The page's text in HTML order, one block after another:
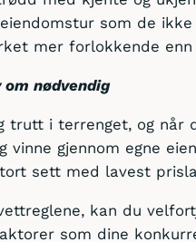
som de
mer forlokkende
nødvendig
trutt i terrenget, og når
vinne gjennom egne
sett med lavest
kan du
som dine